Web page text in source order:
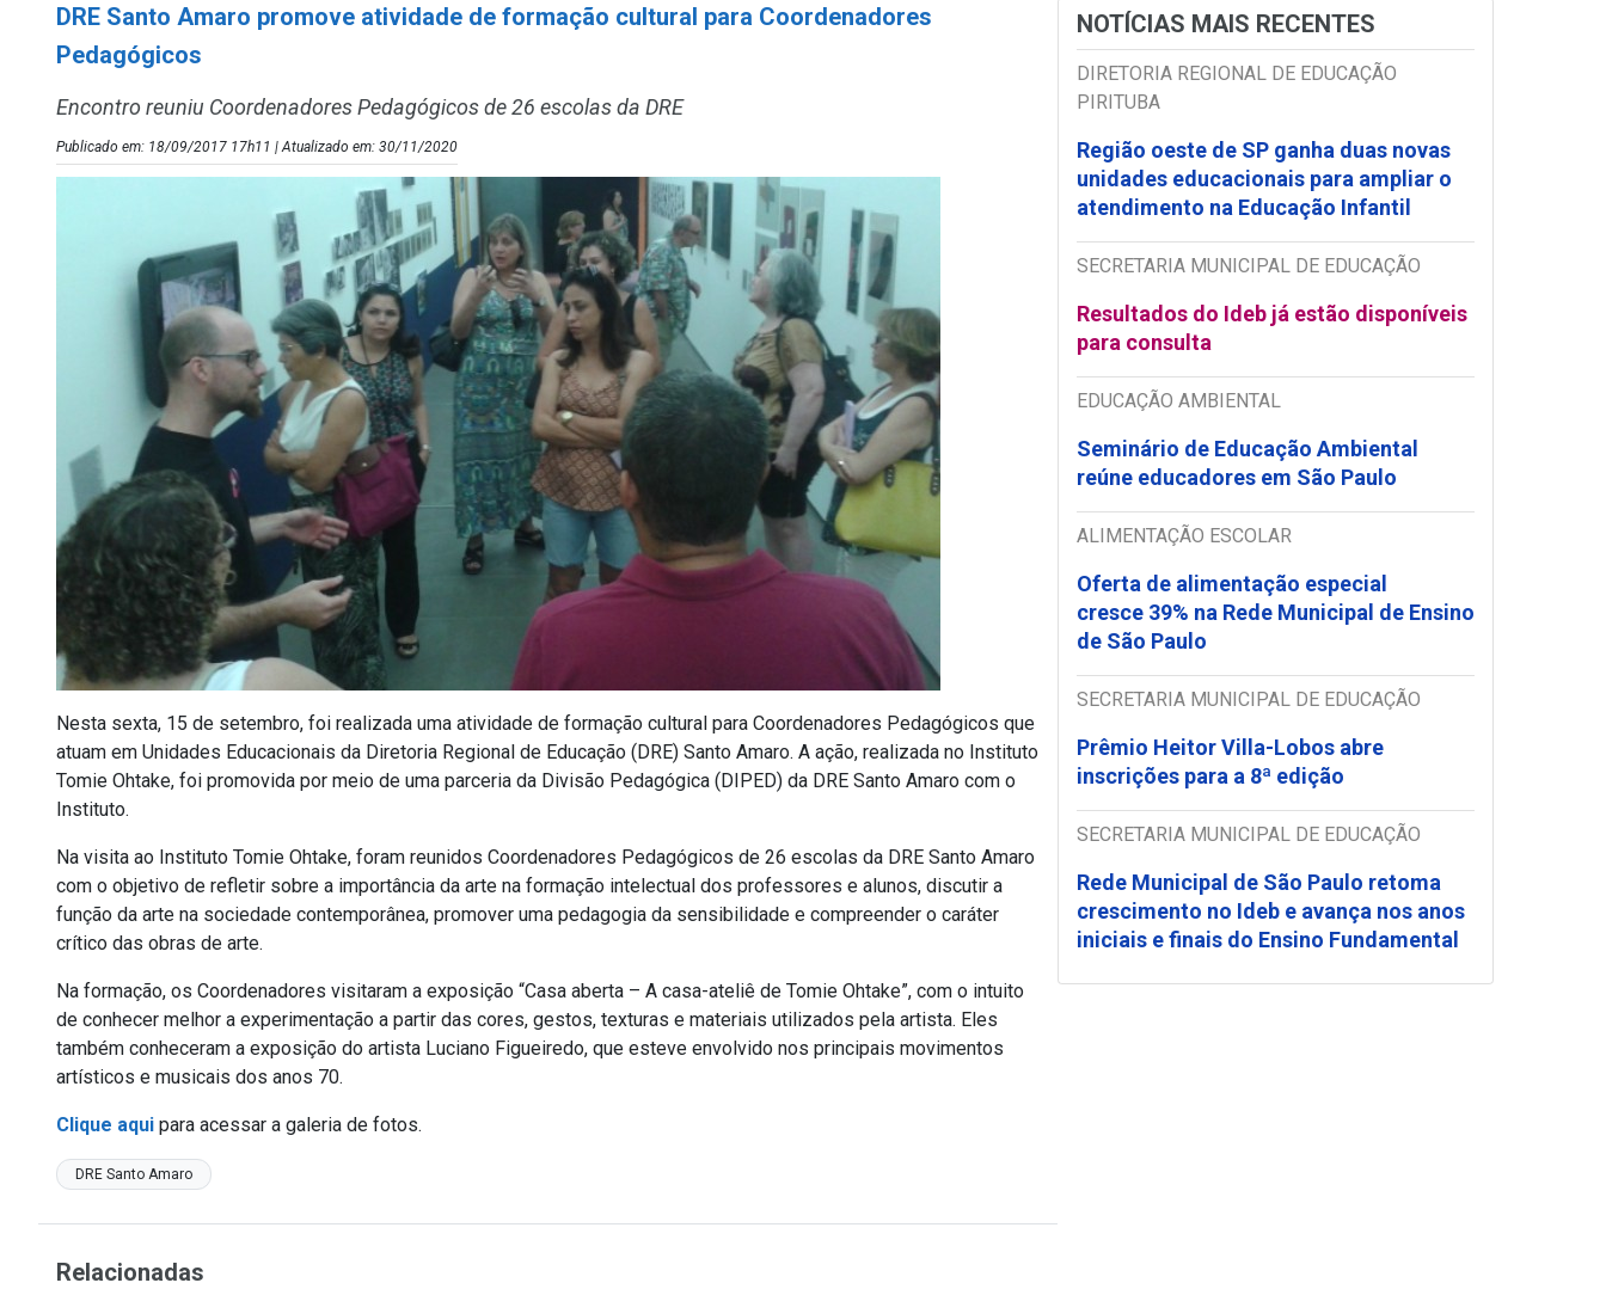
DRE Santo Amaro promove atividade de formação cultural para Coordenadores
Pedagógicos
Encontro reuniu Coordenadores Pedagógicos de 26 escolas da DRE
Publicado em: 18/09/2017 17h11 | Atualizado em: 30/11/2020
Nesta sexta, 15 de setembro, foi realizada uma atividade de formação cultural para Coordenadores Pedagógicos que
atuam em Unidades Educacionais da Diretoria Regional de Educação (DRE) Santo Amaro. A ação, realizada no Instituto
Tomie Ohtake, foi promovida por meio de uma parceria da Divisão Pedagógica (DIPED) da DRE Santo Amaro com o
Instituto.
Na visita ao Instituto Tomie Ohtake, foram reunidos Coordenadores Pedagógicos de 26 escolas da DRE Santo Amaro
com o objetivo de refletir sobre a importância da arte na formação intelectual dos professores e alunos, discutir a
função da arte na sociedade contemporânea, promover uma pedagogia da sensibilidade e compreender o caráter
crítico das obras de arte.
Na formação, os Coordenadores visitaram a exposição “Casa aberta – A casa-ateliê de Tomie Ohtake”, com o intuito
de conhecer melhor a experimentação a partir das cores, gestos, texturas e materiais utilizados pela artista. Eles
também conheceram a exposição do artista Luciano Figueiredo, que esteve envolvido nos principais movimentos
artísticos e musicais dos anos 70.
Clique aqui para acessar a galeria de fotos.
DRE Santo Amaro
NOTÍCIAS MAIS RECENTES
DIRETORIA REGIONAL DE EDUCAÇÃO
PIRITUBA
Região oeste de SP ganha duas novas
unidades educacionais para ampliar o
atendimento na Educação Infantil
SECRETARIA MUNICIPAL DE EDUCAÇÃO
Resultados do Ideb já estão disponíveis
para consulta
EDUCAÇÃO AMBIENTAL
Seminário de Educação Ambiental
reúne educadores em São Paulo
ALIMENTAÇÃO ESCOLAR
Oferta de alimentação especial
cresce 39% na Rede Municipal de Ensino
de São Paulo
SECRETARIA MUNICIPAL DE EDUCAÇÃO
Prêmio Heitor Villa-Lobos abre
inscrições para a 8ª edição
SECRETARIA MUNICIPAL DE EDUCAÇÃO
Rede Municipal de São Paulo retoma
crescimento no Ideb e avança nos anos
iniciais e finais do Ensino Fundamental
Relacionadas